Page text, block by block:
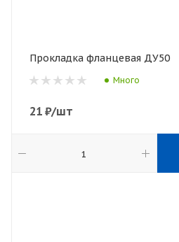
Прокладка фланцевая ДУ50
Много
21 ₽/шт